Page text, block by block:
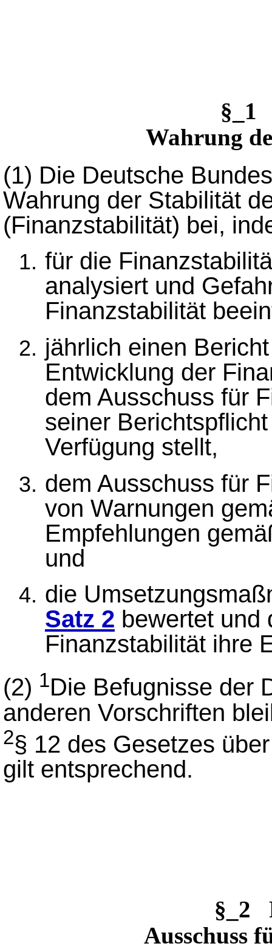
§_1
Wahrung
(1) Die Deutsche
Wahrung der Stabilität
(Finanzstabilität) bei,
für die
analysiert und
Finanzstabilität
jährlich einen
Entwicklung der
dem Ausschuss für
seiner
Verfügung stellt,
dem Ausschuss für
von Warnungen
Empfehlungen
und
die
Satz 2 bewertet und
Finanzstabilität ihre
(2) 1Die Befugnisse der
anderen Vorschriften
2§ 12 des Gesetzes
gilt entsprechend.
§_2
Ausschuss